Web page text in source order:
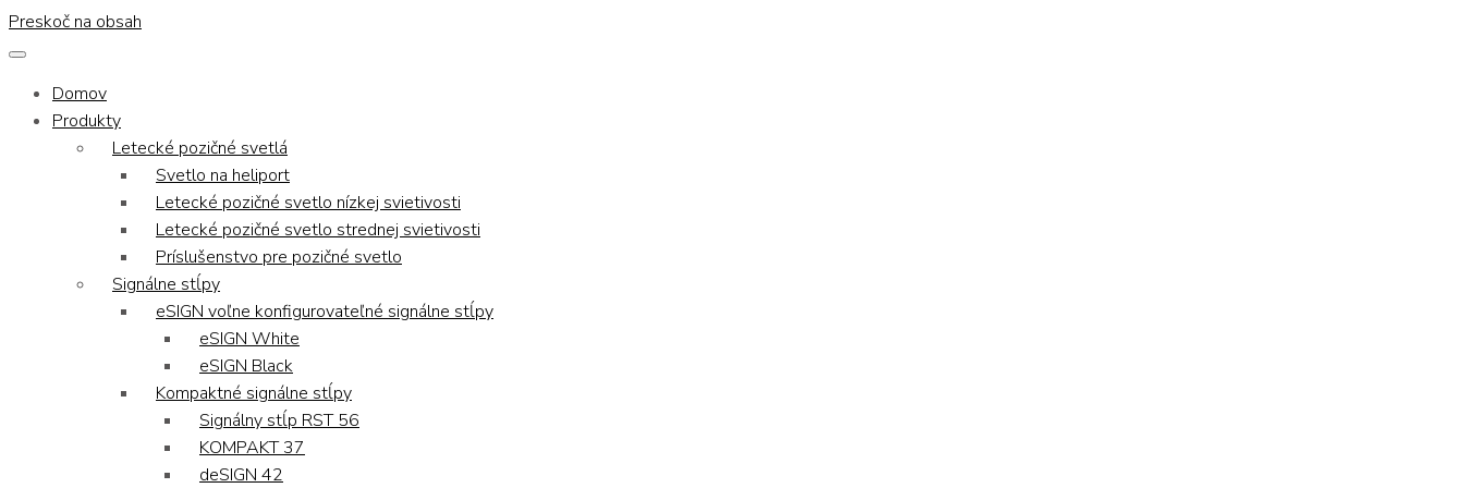
Preskoč na obsah
Domov
Produkty
Letecké pozičné svetlá
Svetlo na heliport
Letecké pozičné svetlo nízkej svietivosti
Letecké pozičné svetlo strednej svietivosti
Príslušenstvo pre pozičné svetlo
Signálne stĺpy
eSIGN voľne konfigurovateľné signálne stĺpy
eSIGN White
eSIGN Black
Kompaktné signálne stĺpy
Signálny stĺp RST 56
KOMPAKT 37
deSIGN 42